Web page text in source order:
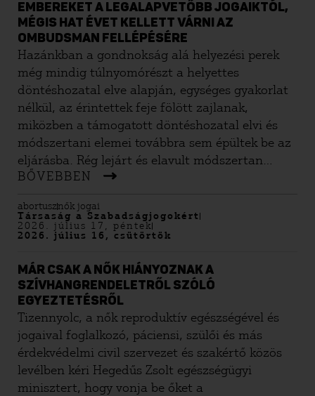
EMBEREKET A LEGALAPVETŐBB JOGAIKTÓL,
MÉGIS HAT ÉVET KELLETT VÁRNI AZ
OMBUDSMAN FELLÉPÉSÉRE
Hazánkban a gondnokság alá helyezési perek
még mindig túlnyomórészt a helyettes
döntéshozatal elve alapján, egységes gyakorlat
nélkül, az érintettek feje fölött zajlanak,
miközben a támogatott döntéshozatal elvi és
módszertani elemei továbbra sem épültek be az
eljárásba. Rég lejárt és elavult módszertan
alapján készülnek az orvosszakértői
hagyatkoznak olyan kérdésekben is, amikről
nekik kellene dönteniük. Már 2020-ban
de csak hat év elteltével adott ki jelentést a
súlyosan jogsértő helyzetről.
BŐVEBBEN
abortusznők jogai
Társaság a Szabadságjogokért
2026. július 17, péntek
2026. július 16, csütörtök
MÁR CSAK A NŐK HIÁNYOZNAK A
SZÍVHANGRENDELETRŐL SZÓLÓ
EGYEZTETÉSRŐL
Tizennyolc, a nők reproduktív egészségével és
jogaival foglalkozó, páciensi, szülői és más
érdekvédelmi civil szervezet és szakértő közös
levélben kéri Hegedűs Zsolt egészségügyi
minisztert, hogy vonja be őket a